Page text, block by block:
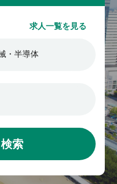
求人一覧を見る
検索